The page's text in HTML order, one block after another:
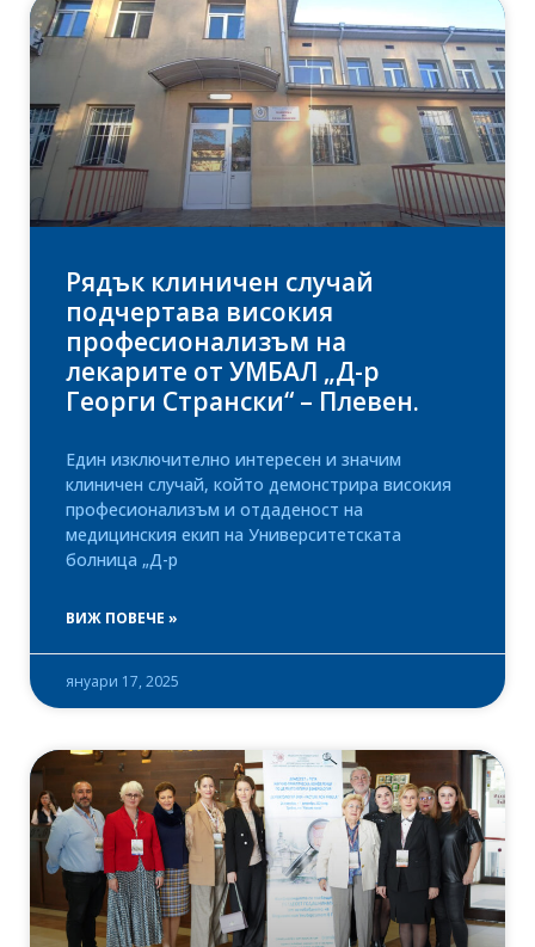
Рядък клиничен случай
подчертава високия
професионализъм на
лекарите от УМБАЛ „Д-р
Георги Странски“ – Плевен.
Един изключително интересен и значим
клиничен случай, който демонстрира високия
професионализъм и отдаденост на
медицинския екип на Университетската
болница „Д-р
ВИЖ ПОВЕЧЕ »
януари 17, 2025